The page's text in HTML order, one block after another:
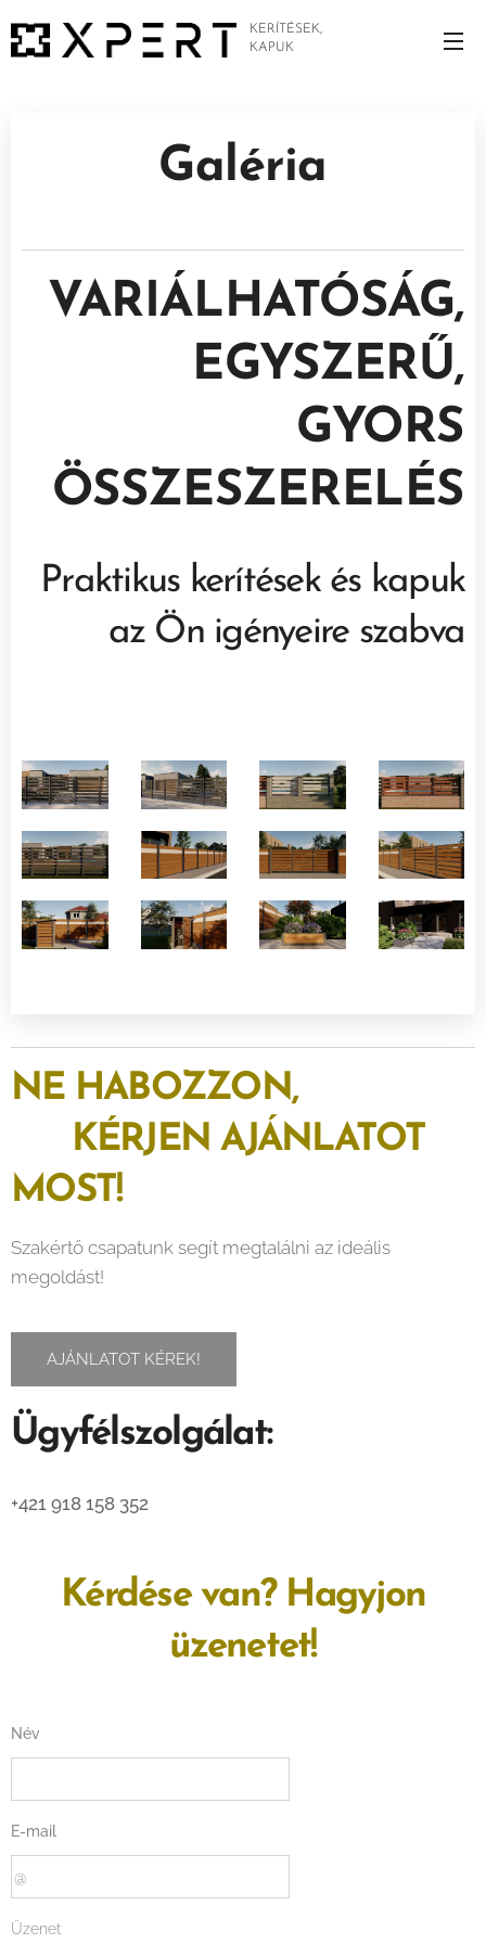
KERÍTÉSEK,
KAPUK
Galéria
VARIÁLHATÓSÁG,
EGYSZERŰ,
GYORS
ÖSSZESZERELÉS
Praktikus kerítések és kapuk
az Ön igényeire szabva
NE HABOZZON,
KÉRJEN AJÁNLATOT
MOST!
Szakértő csapatunk segít megtalálni az ideális
megoldást!
AJÁNLATOT KÉREK!
Ügyfélszolgálat:
+421 918 158 352
Kérdése van? Hagyjon
üzenetet!
Név
E-mail
Üzenet